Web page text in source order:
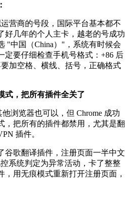
营商的号段，国际平台基本都不
好几年的个人主卡，越老的号成功
"中国（China）"，系统有时候会
定要仔细检查手机号格式：+86 后
加空格、横线、括号，正确格式
式，把所有插件全关了
浏览器也可以，但 Chrome 成功
，把所有的插件都禁用，尤其是翻
插件。
谷歌翻译插件，注册页面一半中文
系统判定为异常活动，卡了整整
用无痕模式重新打开注册页面，